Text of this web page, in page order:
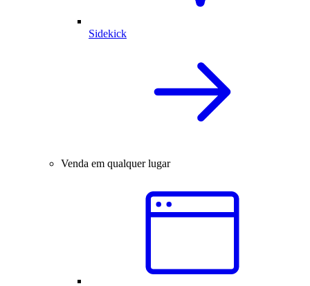
Sidekick
Venda em qualquer lugar